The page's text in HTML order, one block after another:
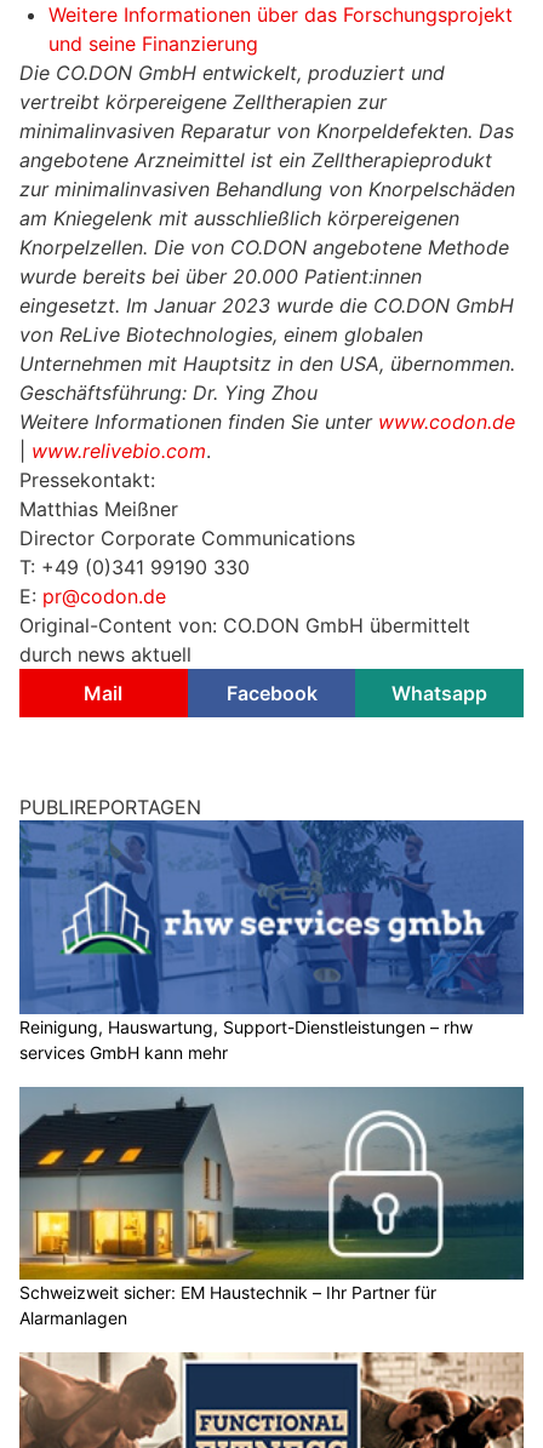
Weitere Informationen über das Forschungsprojekt
und seine Finanzierung
Die CO.DON GmbH entwickelt, produziert und
vertreibt körpereigene Zelltherapien zur
minimalinvasiven Reparatur von Knorpeldefekten. Das
angebotene Arzneimittel ist ein Zelltherapieprodukt
zur minimalinvasiven Behandlung von Knorpelschäden
am Kniegelenk mit ausschließlich körpereigenen
Knorpelzellen. Die von CO.DON angebotene Methode
wurde bereits bei über 20.000 Patient:innen
eingesetzt. Im Januar 2023 wurde die CO.DON GmbH
von ReLive Biotechnologies, einem globalen
Unternehmen mit Hauptsitz in den USA, übernommen.
Geschäftsführung: Dr. Ying Zhou
Weitere Informationen finden Sie unter www.codon.de
www.relivebio.com.
Pressekontakt:
Matthias Meißner
Director Corporate Communications
T: +49 (0)341 99190 330
E: pr@codon.de
Original-Content von: CO.DON GmbH übermittelt
durch news aktuell
Mail
Facebook Whatsapp
PUBLIREPORTAGEN
Reinigung, Hauswartung, Support-Dienstleistungen – rhw
services GmbH kann mehr
Schweizweit sicher: EM Haustechnik – Ihr Partner für
Alarmanlagen